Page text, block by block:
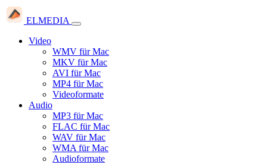
ELMEDIA
Video
WMV für Mac
MKV für Mac
AVI für Mac
MP4 für Mac
Videoformate
Audio
MP3 für Mac
FLAC für Mac
WAV für Mac
WMA für Mac
Audioformate